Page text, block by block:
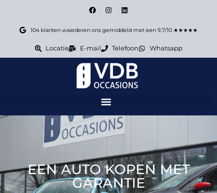
104 klanten waarderen ons gemiddeld met een 9.7/10 ★★★★★
Locatie E-mail Telefoon Whatsapp
EEN AUTO KOPEN MET
GARANTIE